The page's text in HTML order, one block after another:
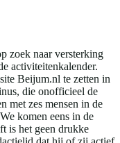
zoek naar versterking
activiteitenkalender.
Beijum.nl te zetten in
die onofficieel de
met zes mensen in de
komen eens in de
is het geen drukke